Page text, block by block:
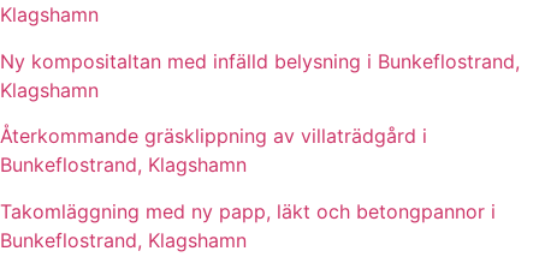
Klagshamn
Ny kompositaltan med infälld belysning i Bunkeflostrand,
Klagshamn
Återkommande gräsklippning av villaträdgård i
Bunkeflostrand, Klagshamn
Takomläggning med ny papp, läkt och betongpannor i
Bunkeflostrand, Klagshamn